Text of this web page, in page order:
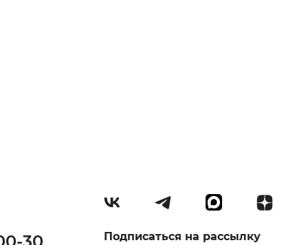
Подписаться на рассылку